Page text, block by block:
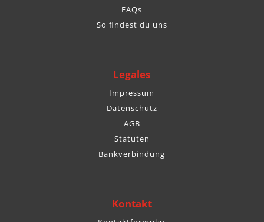
FAQs
So findest du uns
Legales
Impressum
Datenschutz
AGB
Statuten
Bankverbindung
Kontakt